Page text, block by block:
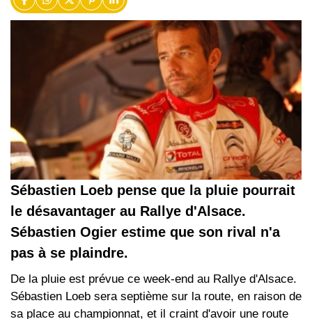
Sébastien Loeb pense que la pluie pourrait
le désavantager au Rallye d'Alsace.
Sébastien Ogier estime que son rival n'a
pas à se plaindre.
De la pluie est prévue ce week-end au Rallye d'Alsace.
Sébastien Loeb sera septième sur la route, en raison de
sa place au championnat, et il craint d'avoir une route